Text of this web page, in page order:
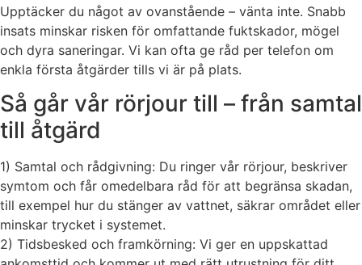
Upptäcker du något av ovanstående – vänta inte. Snabb
insats minskar risken för omfattande fuktskador, mögel
och dyra saneringar. Vi kan ofta ge råd per telefon om
enkla första åtgärder tills vi är på plats.
Så går vår rörjour till – från samtal
till åtgärd
1) Samtal och rådgivning: Du ringer vår rörjour, beskriver
symtom och får omedelbara råd för att begränsa skadan,
till exempel hur du stänger av vattnet, säkrar området eller
minskar trycket i systemet.
2) Tidsbesked och framkörning: Vi ger en uppskattad